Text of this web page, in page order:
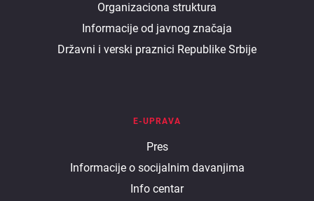
ministarstvu
Organizaciona struktura
Informacije od javnog značaja
Državni i verski praznici Republike Srbije
E-UPRAVA
Pres
Informacije o socijalnim davanjima
Info centar